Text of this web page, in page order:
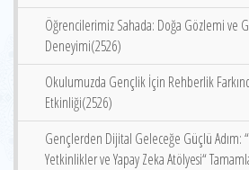
Öğrencilerimiz Sahada: Doğa Gözlemi ve
Deneyimi(2526)
Okulumuzda Gençlik İçin Rehberlik
Etkinliği(2526)
Gençlerden Dijital Geleceğe Güçlü Adım:
Yetkinlikler ve Yapay Zeka Atölyesi“